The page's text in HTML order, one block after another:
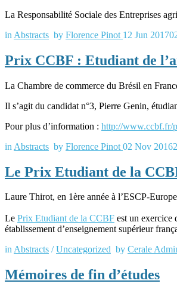
La Responsabilité Sociale des Entreprises
in Abstracts by Florence Pinot 12 Jun 2017
Prix CCBF : Etudiant de
La Chambre de commerce du Brésil en
Il s’agit du candidat n°3, Pierre Genin,
Pour plus d’information : http://www.ccbf.fr/
in Abstracts by Florence Pinot 02 Nov 2016
Le Prix Etudiant de la
Laure Thirot, en 1ère année à l’ESCP-
Le Prix Etudiant de la CCBF est un exercice
établissement d’enseignement supérieur
inAbstracts /Uncategorized by Cerale
Mémoires de fin d’études